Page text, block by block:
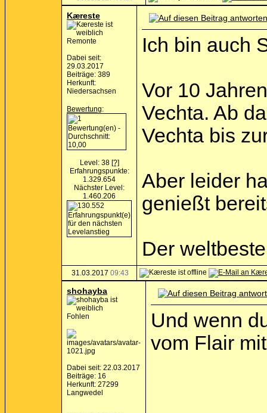
Kæreste
Remonte
Dabei seit:
29.03.2017
Beiträge: 389
Herkunft:
Niedersachsen
Bewertung:
Level: 38 [?]
Erfahrungspunkte:
1.329.654
Nächster Level:
1.460.206
Ich bin auch
Vor 10
Vechta. Ab
Vechta bis
Aber leider
genießt
Der
31.03.2017 09:43
shohayba
Fohlen
Dabei seit: 22.03.2017
Beiträge: 16
Herkunft: 27299
Langwedel
Und wenn
vom Flair